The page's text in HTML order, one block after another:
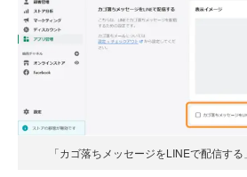
「カゴ落ちメッセージをLINEで配信す